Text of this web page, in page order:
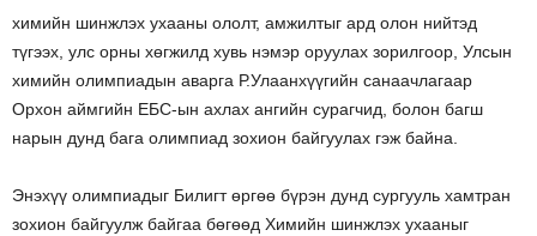
химийн шинжлэх ухааны ололт, амжилтыг ард олон нийтэд
түгээх, улс орны хөгжилд хувь нэмэр оруулах зорилгоор, Улсын
химийн олимпиадын аварга Р.Улаанхүүгийн санаачлагаар
Орхон аймгийн ЕБС-ын ахлах ангийн сурагчид, болон багш
нарын дунд бага олимпиад зохион байгуулах гэж байна.
Энэхүү олимпиадыг Билигт өргөө бүрэн дунд сургууль хамтран
зохион байгуулж байгаа бөгөөд Химийн шинжлэх ухааныг